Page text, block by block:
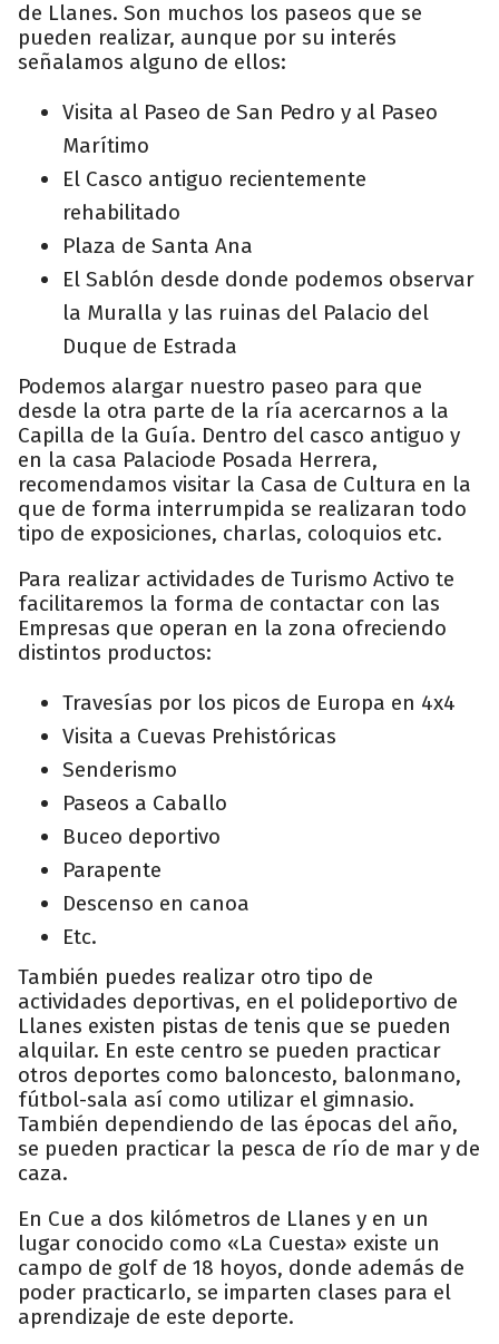
de Llanes. Son muchos los paseos que se
pueden realizar, aunque por su interés
señalamos alguno de ellos:
Visita al Paseo de San Pedro y al Paseo
Marítimo
El Casco antiguo recientemente
rehabilitado
Plaza de Santa Ana
El Sablón desde donde podemos observar
la Muralla y las ruinas del Palacio del
Duque de Estrada
Podemos alargar nuestro paseo para que
desde la otra parte de la ría acercarnos a la
Capilla de la Guía. Dentro del casco antiguo y
en la casa Palaciode Posada Herrera,
recomendamos visitar la Casa de Cultura en la
que de forma interrumpida se realizaran todo
tipo de exposiciones, charlas, coloquios etc.
Para realizar actividades de Turismo Activo te
facilitaremos la forma de contactar con las
Empresas que operan en la zona ofreciendo
distintos productos:
Travesías por los picos de Europa en 4x4
Visita a Cuevas Prehistóricas
Senderismo
Paseos a Caballo
Buceo deportivo
Parapente
Descenso en canoa
Etc.
También puedes realizar otro tipo de
actividades deportivas, en el polideportivo de
Llanes existen pistas de tenis que se pueden
alquilar. En este centro se pueden practicar
otros deportes como baloncesto, balonmano,
fútbol-sala así como utilizar el gimnasio.
También dependiendo de las épocas del año,
se pueden practicar la pesca de río de mar y de
caza.
En Cue a dos kilómetros de Llanes y en un
lugar conocido como «La Cuesta» existe un
campo de golf de 18 hoyos, donde además de
poder practicarlo, se imparten clases para el
aprendizaje de este deporte.